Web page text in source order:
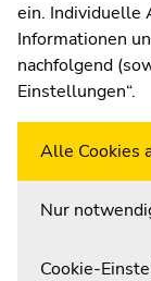
Wetterstation
ein. Individuelle
Informationen
nachfolgend
Einstellungen“.
Alle Cookies
Nur
Cookie-